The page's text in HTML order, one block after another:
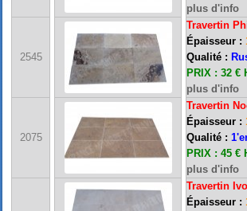
plus d'info
2545
Travertin
Épaisseur :
Qualité :
PRIX : 32 €
plus d'info
2075
Travertin
Épaisseur :
Qualité :
PRIX : 45 €
plus d'info
Travertin
Épaisseur :